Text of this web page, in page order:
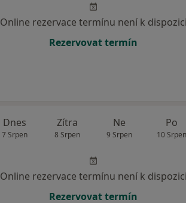
Online rezervace termínu není k dispozici
Rezervovat termín
Dnes
7 Srpen
Zítra
8 Srpen
Ne
9 Srpen
Po
10 Srpen
Online rezervace termínu není k dispozici
Rezervovat termín